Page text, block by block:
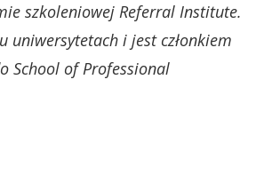
szkoleniowej Referral Institute.
uniwersytetach i jest członkiem
School of Professional